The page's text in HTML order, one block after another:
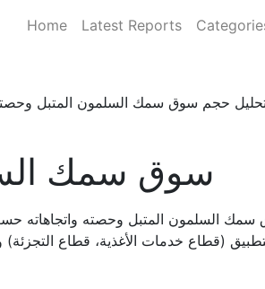
Home Latest Reports
سوق سمك
السلمون المتبل وحصته واتجاهاته
(قطاع خدمات الأغذية، قطاع التجزئة)